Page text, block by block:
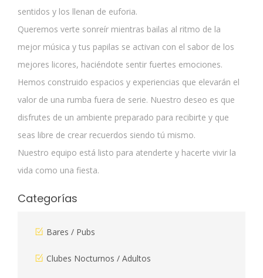
sentidos y los llenan de euforia.
Queremos verte sonreír mientras bailas al ritmo de la
mejor música y tus papilas se activan con el sabor de los
mejores licores, haciéndote sentir fuertes emociones.
Hemos construido espacios y experiencias que elevarán el
valor de una rumba fuera de serie. Nuestro deseo es que
disfrutes de un ambiente preparado para recibirte y que
seas libre de crear recuerdos siendo tú mismo.
Nuestro equipo está listo para atenderte y hacerte vivir la
vida como una fiesta.
Categorías
Bares / Pubs
Clubes Nocturnos / Adultos